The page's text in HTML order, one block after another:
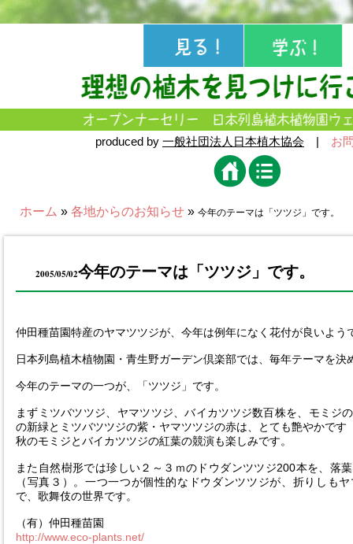
produced by 一般社団法人日本植木協会 | お
ホーム » 各地からのお知らせ » 今年のテーマは「ツツジ」です。
2005/05/02今年のテーマは「ツツジ」です。
仲田種苗園特産のヤマツツジが、今年は例年になく花付が良いよう
日本列島植木植物園・青生野ガーデン倶楽部では、毎年テーマを決
今年のテーマの一つが、「ツツジ」です。
まずミツバツツジ、ヤマツツジ、バイカツツジ数百株を、モミジ
の新緑とミツバツツジの紫・ヤマツツジの赤は、とても艶やかです
秋のモミジとバイカツツジの紅葉の競演も楽しみです。
また自然樹形では珍しい２～３ｍのドウダンツツジ200本を、落
（写真３）。一つ一つが個性的なドウダンツツジが、折りしも
で、歌舞伎の世界です。
（有）仲田種苗園
http://www.eco-plants.net/